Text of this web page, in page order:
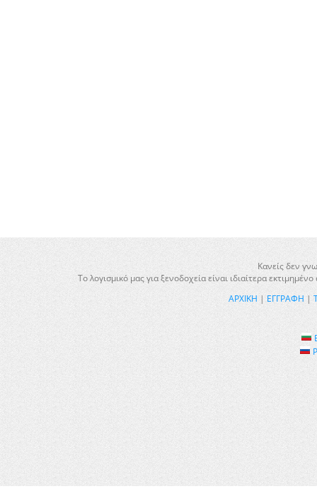
Κανείς δεν
Το λογισμικό μας για ξενοδοχεία είναι ιδιαίτερα
ΑΡΧΙΚΉ | ΕΓΓΡΑΦΉ |